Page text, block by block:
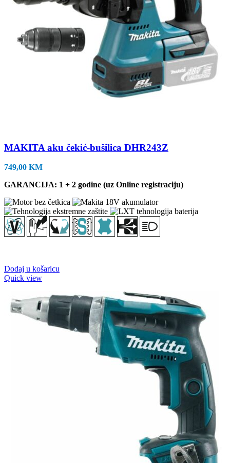
MAKITA aku čekić-bušilica DHR243Z
749,00 KM
GARANCIJA: 1 + 2 godine (uz Online registraciju)
Dodaj u košaricu
Quick view